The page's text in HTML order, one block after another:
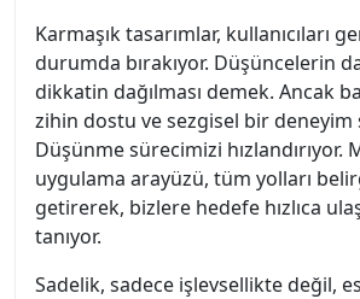
Karmaşık tasarımlar, kullanıcıları
durumda bırakıyor. Düşüncelerin
dikkatin dağılması demek. Ancak
zihin dostu ve sezgisel bir deneyim
Düşünme sürecimizi hızlandırıyor.
uygulama arayüzü, tüm yolları
getirerek, bizlere hedefe hızlıca
tanıyor.
Sadelik, sadece işlevsellikte değil,